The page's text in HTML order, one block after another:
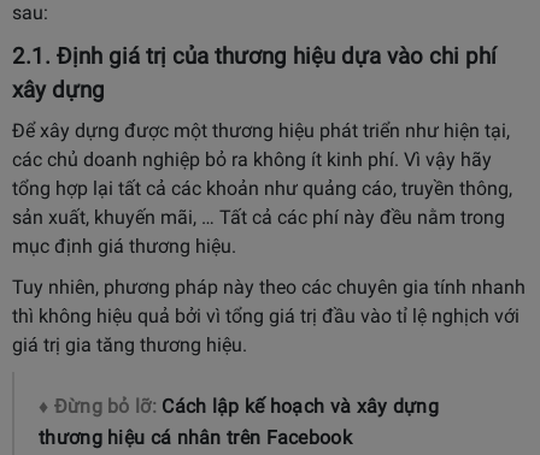
sau:
2.1. Định giá trị của thương hiệu dựa vào chi phí
xây dựng
Để xây dựng được một thương hiệu phát triển như hiện tại,
các chủ doanh nghiệp bỏ ra không ít kinh phí. Vì vậy hãy
tổng hợp lại tất cả các khoản như quảng cáo, truyền thông,
sản xuất, khuyến mãi, … Tất cả các phí này đều nằm trong
mục định giá thương hiệu.
Tuy nhiên, phương pháp này theo các chuyên gia tính nhanh
thì không hiệu quả bởi vì tổng giá trị đầu vào tỉ lệ nghịch với
giá trị gia tăng thương hiệu.
♦ Đừng bỏ lỡ: Cách lập kế hoạch và xây dựng
thương hiệu cá nhân trên Facebook